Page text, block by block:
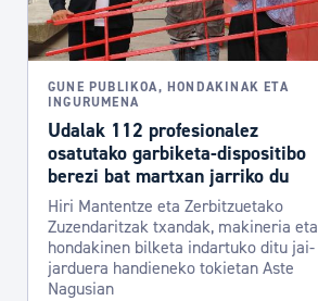
GUNE PUBLIKOA, HONDAKINAK ETA
INGURUMENA
Udalak 112 profesionalez
osatutako garbiketa-dispositibo
berezi bat martxan jarriko du
Hiri Mantentze eta Zerbitzuetako
Zuzendaritzak txandak, makineria eta
hondakinen bilketa indartuko ditu jai-
jarduera handieneko tokietan Aste
Nagusian